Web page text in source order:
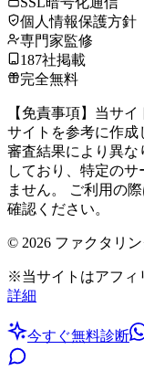
個人情報保護方針
専門家監修
187社掲載
完全無料
【免責事項】当サ
サイトを参考に作成
審査結果により異な
しており、特定の
ません。 ご利用の
確認ください。
© 2026 ファクタリン
※当サイトはアフィ
詳細
今すぐ無料診断